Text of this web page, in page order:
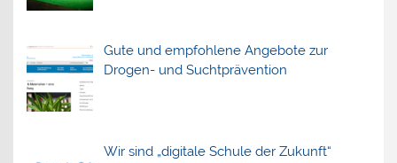
Gute und empfohlene Angebote zur
Drogen- und Suchtprävention
Wir sind „digitale Schule der Zukunft“